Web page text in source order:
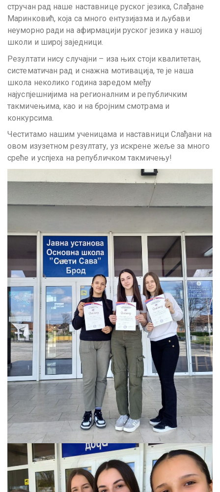
стручан рад наше наставнице руског језика, Слађане
Маринковић, која са много ентузијазма и љубави
неуморно ради на афирмацији руског језика у нашој
школи и широј заједници.
Резултати нису случајни – иза њих стоји квалитетан,
систематичан рад и снажна мотивација, те је наша
школа неколико година заредом међу
најуспјешнијима на регионалним и републичким
такмичењима, као и на бројним смотрама и
конкурсима.
Честитамо нашим ученицама и наставници Слађани на
овом изузетном резултату, уз искрене жеље за много
среће и успјеха на републичком такмичењу!